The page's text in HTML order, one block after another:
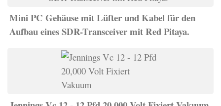
Mini PC Gehäuse mit Lüfter und Kabel für den
Aufbau eines SDR-Transceiver mit Red Pitaya.